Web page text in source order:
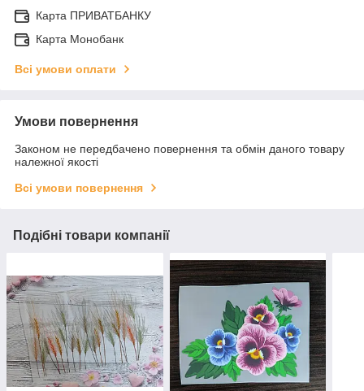
Карта ПРИВАТБАНКУ
Карта Монобанк
Всі умови оплати
Умови повернення
Законом не передбачено повернення та обмін даного товару
належної якості
Всі умови повернення
Подібні товари компанії